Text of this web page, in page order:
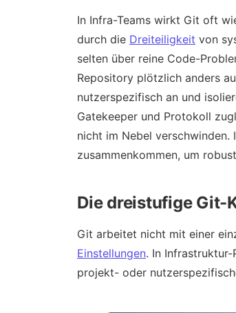
In Infra-Teams wirkt Git oft
durch die Dreiteiligkeit von
selten über reine Code-
Repository plötzlich anders
nutzerspezifisch an und
Gatekeeper und Protokoll
nicht im Nebel
zusammenkommen, um
Die dreistufige
Git arbeitet nicht mit einer
Einstellungen. In
projekt- oder